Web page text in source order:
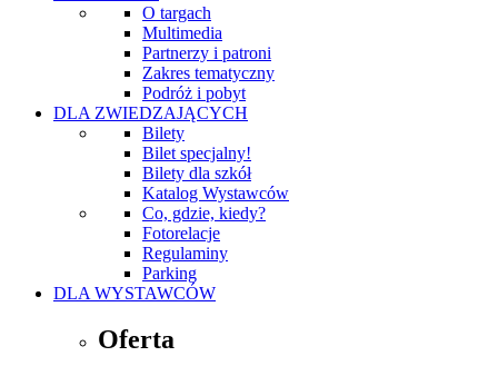
O targach
Multimedia
Partnerzy i patroni
Zakres tematyczny
Podróż i pobyt
DLA ZWIEDZAJĄCYCH
Bilety
Bilet specjalny!
Bilety dla szkół
Katalog Wystawców
Co, gdzie, kiedy?
Fotorelacje
Regulaminy
Parking
DLA WYSTAWCÓW
Oferta